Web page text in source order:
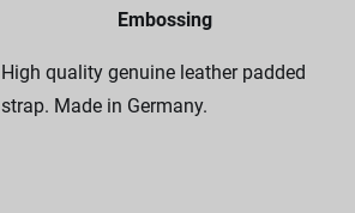
Embossing
High quality genuine leather padded
strap. Made in Germany.